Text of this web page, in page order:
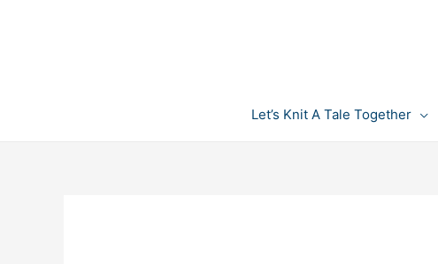
Let’s Knit A Tale Together